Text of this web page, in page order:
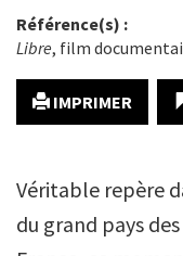
Référence(s) :
Libre, film
IMPRIMER
Véritable repère
du grand pays